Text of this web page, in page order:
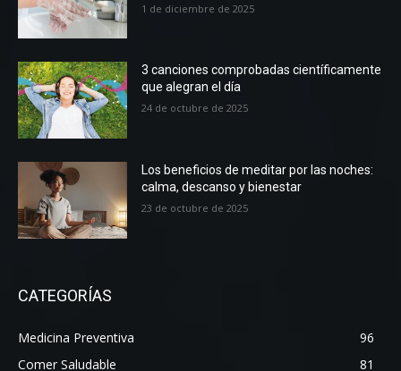
1 de diciembre de 2025
3 canciones comprobadas científicamente
que alegran el día
24 de octubre de 2025
Los beneficios de meditar por las noches:
calma, descanso y bienestar
23 de octubre de 2025
CATEGORÍAS
Medicina Preventiva
96
Comer Saludable
81